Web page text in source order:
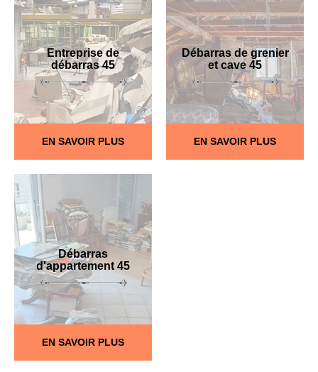
Entreprise de
débarras 45
EN SAVOIR PLUS
Débarras de grenier
et cave 45
EN SAVOIR PLUS
Débarras
d'appartement 45
EN SAVOIR PLUS